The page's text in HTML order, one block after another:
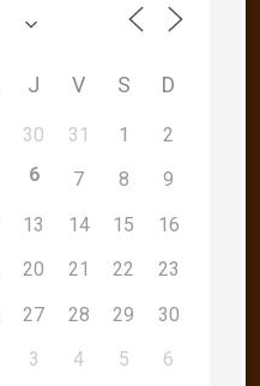
J V S D
30 31 1
2
6 7 8
9
13 14 15
16
20 21 22
23
27 28 29
30
3 4 5 6